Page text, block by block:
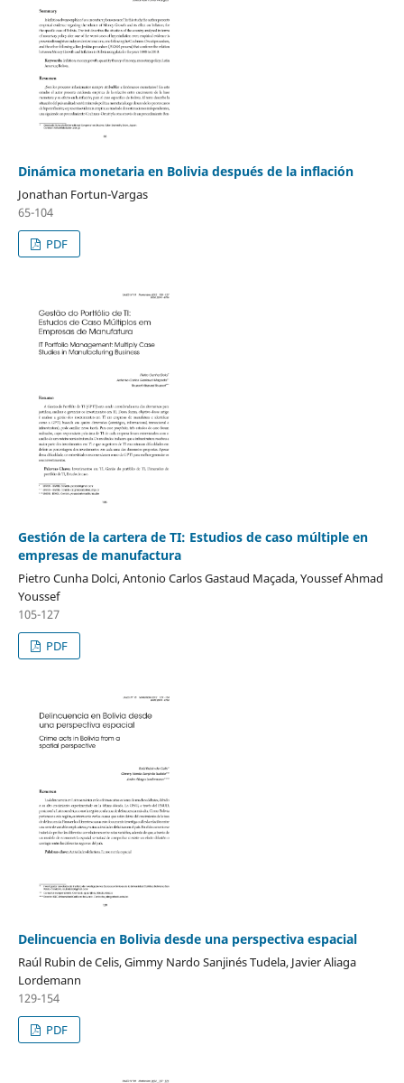
Dinámica monetaria en Bolivia después de la inflación
Jonathan Fortun-Vargas
65-104
PDF
Gestión de la cartera de TI: Estudios de caso múltiple en
empresas de manufactura
Pietro Cunha Dolci, Antonio Carlos Gastaud Maçada, Youssef Ahmad
Youssef
105-127
PDF
Delincuencia en Bolivia desde una perspectiva espacial
Raúl Rubin de Celis, Gimmy Nardo Sanjinés Tudela, Javier Aliaga
Lordemann
129-154
PDF